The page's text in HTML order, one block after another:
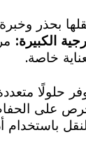
بحذر
الكبيرة:
خاصة.
حلولًا
على
باستخدام